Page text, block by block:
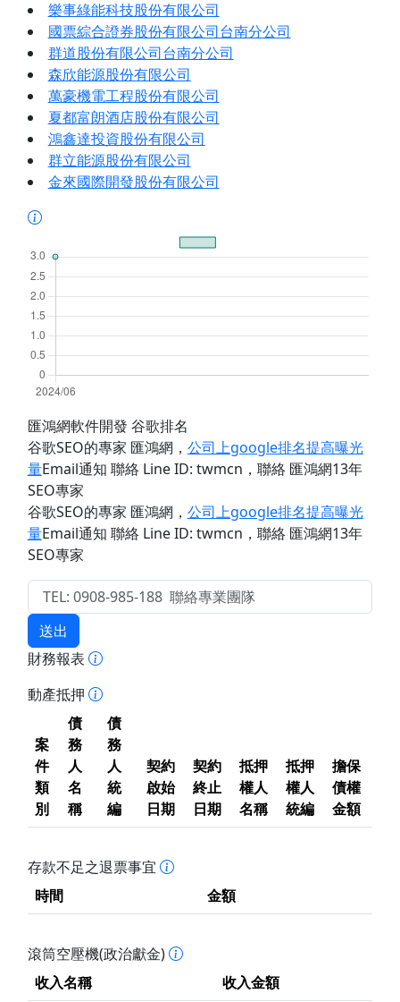
樂事綠能科技股份有限公司
國票綜合證券股份有限公司台南分公司
群道股份有限公司台南分公司
森欣能源股份有限公司
萬豪機電工程股份有限公司
夏都富朗酒店股份有限公司
鴻鑫達投資股份有限公司
群立能源股份有限公司
金來國際開發股份有限公司
匯鴻網軟件開發 谷歌排名
谷歌SEO的專家 匯鴻網 ， 公司上google排名提高曝光
量Email通知 聯絡 Line ID: twmcn ，聯絡 匯鴻網13年
SEO專家
谷歌SEO的專家 匯鴻網 ， 公司上google排名提高曝光
量Email通知 聯絡 Line ID: twmcn ，聯絡 匯鴻網13年
SEO專家
送出
財務報表
動產抵押
案
件
類
別
債
務
人
名
稱
債
務
人
統
編
契約
啟始
日期
契約
終止
日期
抵押
權人
名稱
抵押
權人
統編
擔保
債權
金額
存款不足之退票事宜
時間
金額
滾筒空壓機(政治獻金)
收入名稱
收入金額